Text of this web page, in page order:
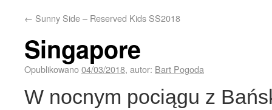
← Sunny Side – Reserved Kids SS2018
Singapore
Opublikowano04/03/2018, autor: Bart Pogoda
W nocnym pociągu z